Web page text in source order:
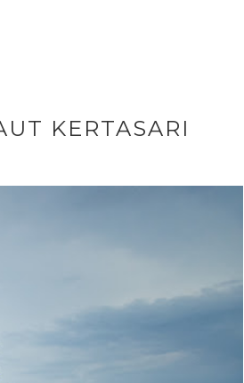
KERTASARI